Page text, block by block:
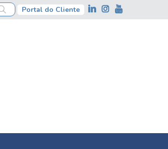
Portal do Cliente